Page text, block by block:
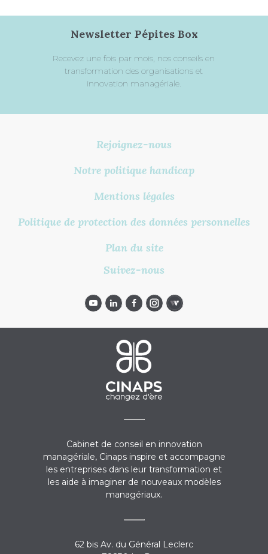
Cabinet de conseil en innovation
managériale, Cinaps inspire et accompagne
les entreprises dans leur transformation et
les aide à imaginer de nouveaux modèles
managériaux.
62 bis Av. du Général Leclerc
Rejoignez-nous
Notre politique handicap
Mentions légales
Politique de protection des données personnelles
Plan du site
Suivez-nous
Newsletter Pépites Box
Recevez une fois par mois, nos conseils en
transformation des organisations et
innovation managériale.